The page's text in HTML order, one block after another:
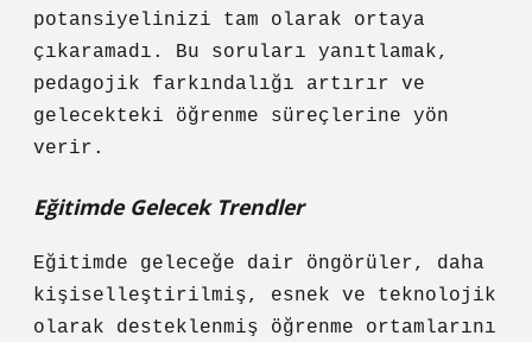
potansiyelinizi tam olarak ortaya
çıkaramadı. Bu soruları yanıtlamak,
pedagojik farkındalığı artırır ve
gelecekteki öğrenme süreçlerine yön
verir.
Eğitimde Gelecek Trendler
Eğitimde geleceğe dair öngörüler, daha
kişiselleştirilmiş, esnek ve teknolojik
olarak desteklenmiş öğrenme ortamlarını